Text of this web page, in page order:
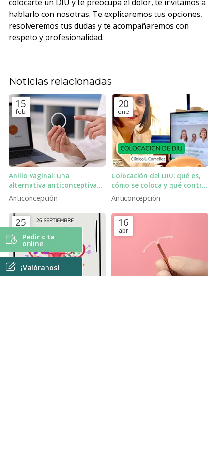
colocarte un DIU y te preocupa el dolor, te invitamos a
hablarlo con nosotras. Te explicaremos tus opciones,
resolveremos tus dudas y te acompañaremos con
respeto y profesionalidad.
Noticias relacionadas
15
feb
Anillo vaginal: una
alternativa anticonceptiva
cómoda, de baja dosis
hormonal y con buen control
del ciclo menstrual
Anticoncepción
20
ene
Colocación del DIU: qué es,
cómo se coloca y qué control
debes hacer.
Anticoncepción
25
sep
16
abr
Pedir cita
online
¡Valóranos!